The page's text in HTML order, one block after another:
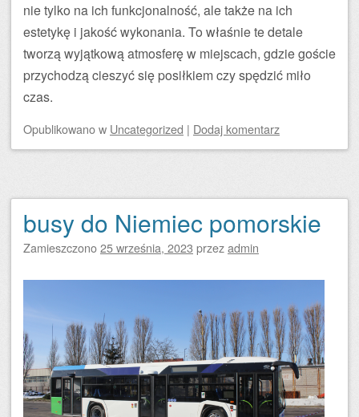
nie tylko na ich funkcjonalność, ale także na ich
estetykę i jakość wykonania. To właśnie te detale
tworzą wyjątkową atmosferę w miejscach, gdzie goście
przychodzą cieszyć się posiłkiem czy spędzić miło
czas.
Opublikowanow Uncategorized | Dodaj komentarz
busy do Niemiec pomorskie
Zamieszczono25 września, 2023 przezadmin